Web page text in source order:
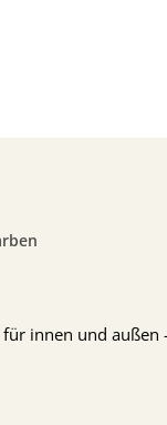
innen und außen